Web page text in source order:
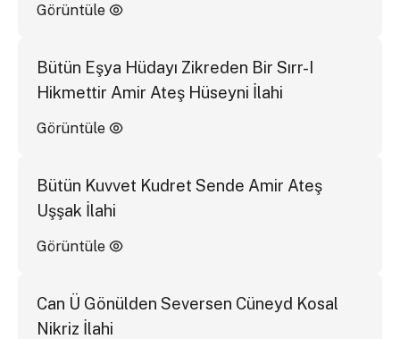
Görüntüle
Bütün Eşya Hüdayı Zikreden Bir Sırr-I
Hikmettir Amir Ateş Hüseyni İlahi
Görüntüle
Bütün Kuvvet Kudret Sende Amir Ateş
Uşşak İlahi
Görüntüle
Can Ü Gönülden Seversen Cüneyd Kosal
Nikriz İlahi